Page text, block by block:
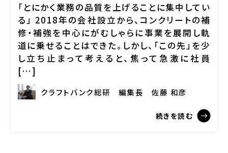
「とにかく業務の品質を上げることに集中してい
る」 2018年の会社設立から、コンクリートの補
修・補強を中心にがむしゃらに事業を展開し軌
道に乗せることはできた。しかし、「この先」を少
し立ち止まって考えると、焦って急激に社員
[…]
クラフトバンク総研 編集長 佐藤 和彦
続きを読む